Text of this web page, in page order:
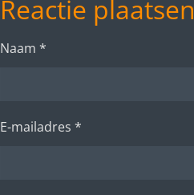
n
e
Reactie plaatsen
Naam *
E-mailadres *